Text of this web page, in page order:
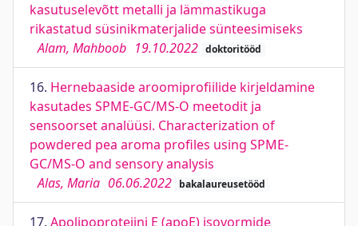
kasutuselevõtt metalli ja lämmastikuga
rikastatud süsinikmaterjalide sünteesimiseks
Alam, Mahboob 19.10.2022 doktoritööd
16. Hernebaaside aroomiprofiilide kirjeldamine
kasutades SPME-GC/MS-O meetodit ja
sensoorset analüüsi. Characterization of
powdered pea aroma profiles using SPME-
GC/MS-O and sensory analysis
Alas, Maria 06.06.2022 bakalaureusetööd
17. Apolipoproteiini E (apoE) isovormide